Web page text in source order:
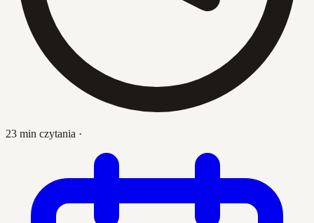
23 min czytania ·